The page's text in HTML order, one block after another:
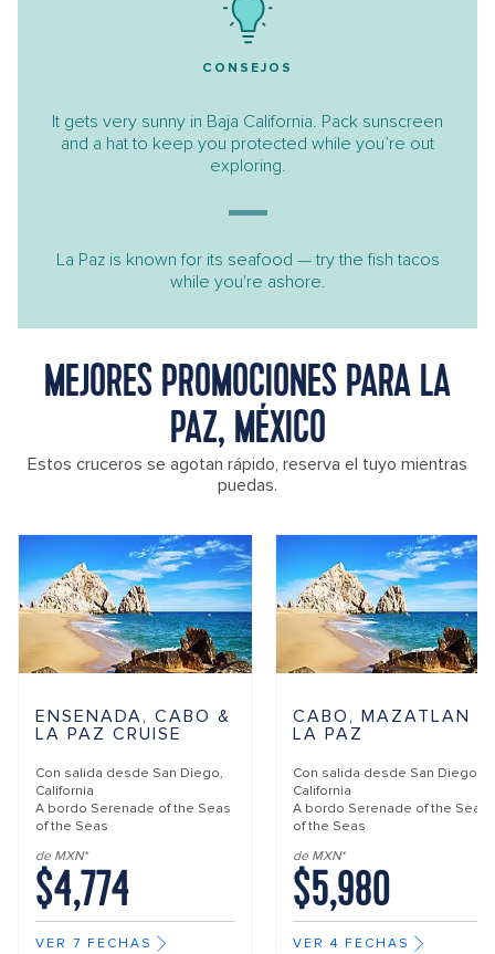
CONSEJOS
It gets very sunny in Baja California. Pack sunscreen
and a hat to keep you protected while you’re out
exploring.
La Paz is known for its seafood — try the fish tacos
while you're ashore.
MEJORES PROMOCIONES PARA LA
PAZ, MÉXICO
Estos cruceros se agotan rápido, reserva el tuyo mientras
puedas.
ENSENADA, CABO &
LA PAZ CRUISE
Con salida desde San Diego,
California
A bordo Serenade of the Seas
of the Seas
de MXN*
$4,774
VER 7 FECHAS
CABO, MAZATLAN &
LA PAZ
Con salida desde San Diego,
California
A bordo Serenade of the Seas
of the Seas
de MXN*
$5,980
VER 4 FECHAS